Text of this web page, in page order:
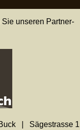
unseren Partner-
| Sägestrasse 1